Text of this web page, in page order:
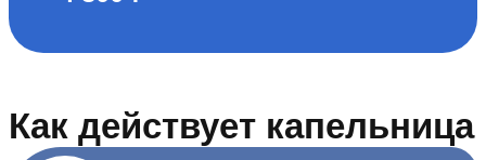
Как действует капельница